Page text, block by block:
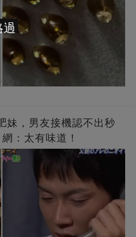
妹，男友接機認不出秒
：太有味道！
過